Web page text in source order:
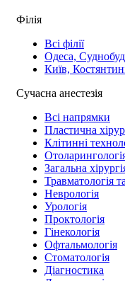
Філія
Всі філії
Одеса,
Київ,
Сучасна анестезія
Всі напрямки
Пластична
Клітинні
Загальна
Травматологія
Неврологія
Урологія
Проктологія
Гінекологія
Офтальмологія
Стоматологія
Діагностика